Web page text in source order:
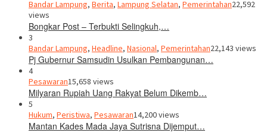
Bandar Lampung, Berita, Lampung Selatan, Pemerintahan22,592
views
Bongkar Post – Terbukti Selingkuh,…
3
Bandar Lampung, Headline, Nasional, Pemerintahan22,143 views
Pj Gubernur Samsudin Usulkan Pembangunan…
4
Pesawaran15,658 views
Milyaran Rupiah Uang Rakyat Belum Dikemb…
5
Hukum, Peristiwa, Pesawaran14,200 views
Mantan Kades Mada Jaya Sutrisna Dijemput…